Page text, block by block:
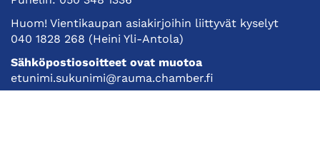
Huom! Vientikaupan asiakirjoihin liittyvät kyselyt
040 1828 268 (Heini Yli-Antola)
Sähköpostiosoitteet ovat muotoa
etunimi.sukunimi@rauma.chamber.fi